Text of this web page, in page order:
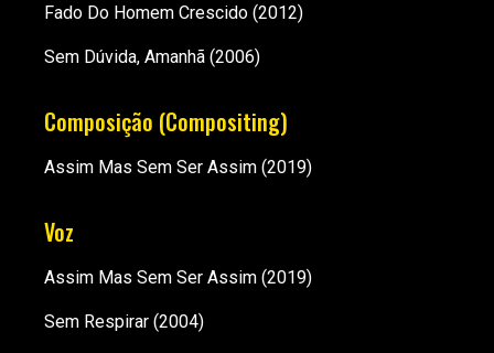
Fado Do Homem Crescido (2012)
Sem Dúvida, Amanhã (2006)
Composição (Compositing)
Assim Mas Sem Ser Assim (2019)
Voz
Assim Mas Sem Ser Assim (2019)
Sem Respirar (2004)